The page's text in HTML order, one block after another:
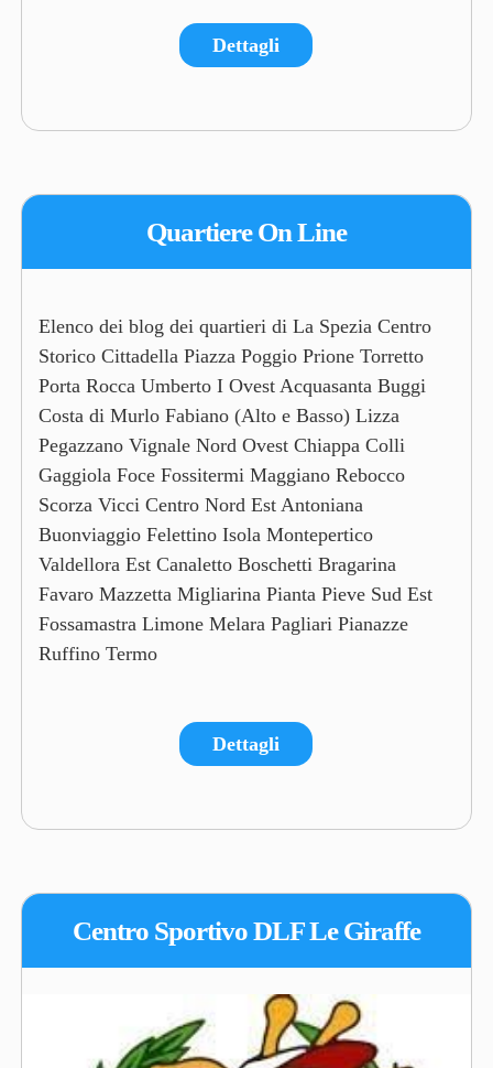
Dettagli
Quartiere On Line
Elenco dei blog dei quartieri di La Spezia Centro
Storico Cittadella Piazza Poggio Prione Torretto
Porta Rocca Umberto I Ovest Acquasanta Buggi
Costa di Murlo Fabiano (Alto e Basso) Lizza
Pegazzano Vignale Nord Ovest Chiappa Colli
Gaggiola Foce Fossitermi Maggiano Rebocco
Scorza Vicci Centro Nord Est Antoniana
Buonviaggio Felettino Isola Montepertico
Valdellora Est Canaletto Boschetti Bragarina
Favaro Mazzetta Migliarina Pianta Pieve Sud Est
Fossamastra Limone Melara Pagliari Pianazze
Ruffino Termo
Dettagli
Centro Sportivo DLF Le Giraffe